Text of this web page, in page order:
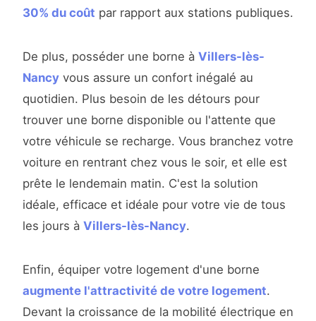
30% du coût par rapport aux stations publiques.
De plus, posséder une borne à Villers-lès-
Nancy vous assure un confort inégalé au
quotidien. Plus besoin de les détours pour
trouver une borne disponible ou l'attente que
votre véhicule se recharge. Vous branchez votre
voiture en rentrant chez vous le soir, et elle est
prête le lendemain matin. C'est la solution
idéale, efficace et idéale pour votre vie de tous
les jours à Villers-lès-Nancy.
Enfin, équiper votre logement d'une borne
augmente l'attractivité de votre logement.
Devant la croissance de la mobilité électrique en